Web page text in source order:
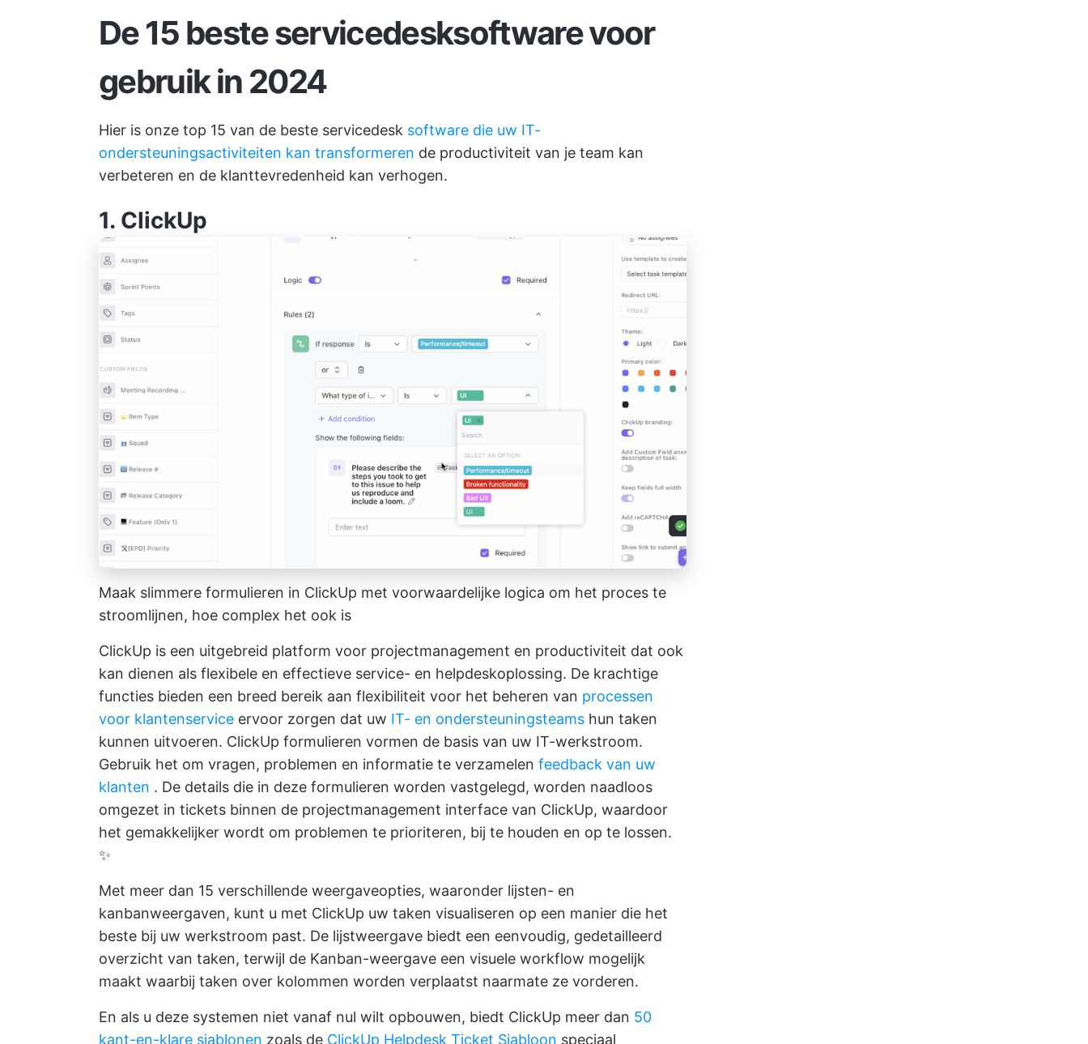
De 15 beste servicedesksoftware voor
gebruik in 2024
Hier is onze top 15 van de beste servicedesk software die uw IT-
ondersteuningsactiviteiten kan transformeren de productiviteit van je team kan
verbeteren en de klanttevredenheid kan verhogen.
1. ClickUp
Maak slimmere formulieren in ClickUp met voorwaardelijke logica om het proces te
stroomlijnen, hoe complex het ook is
ClickUp is een uitgebreid platform voor projectmanagement en productiviteit dat ook
kan dienen als flexibele en effectieve service- en helpdeskoplossing. De krachtige
functies bieden een breed bereik aan flexibiliteit voor het beheren van processen
voor klantenservice ervoor zorgen dat uw IT- en ondersteuningsteams hun taken
kunnen uitvoeren. ClickUp formulieren vormen de basis van uw IT-werkstroom.
Gebruik het om vragen, problemen en informatie te verzamelen feedback van uw
klanten . De details die in deze formulieren worden vastgelegd, worden naadloos
omgezet in tickets binnen de projectmanagement interface van ClickUp, waardoor
het gemakkelijker wordt om problemen te prioriteren, bij te houden en op te lossen.
✨
Met meer dan 15 verschillende weergaveopties, waaronder lijsten- en
kanbanweergaven, kunt u met ClickUp uw taken visualiseren op een manier die het
beste bij uw werkstroom past. De lijstweergave biedt een eenvoudig, gedetailleerd
overzicht van taken, terwijl de Kanban-weergave een visuele workflow mogelijk
maakt waarbij taken over kolommen worden verplaatst naarmate ze vorderen.
En als u deze systemen niet vanaf nul wilt opbouwen, biedt ClickUp meer dan 50
kant-en-klare sjablonen zoals de ClickUp Helpdesk Ticket Sjabloon speciaal